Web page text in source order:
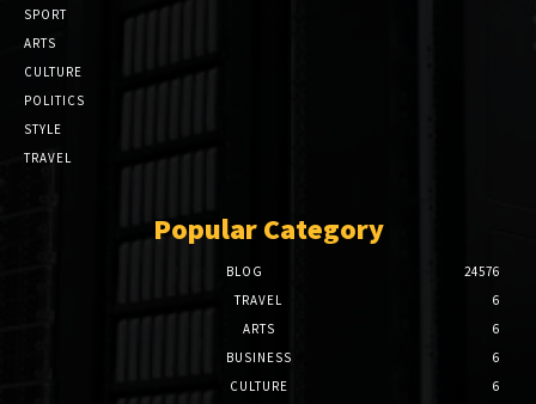
SPORT
ARTS
CULTURE
POLITICS
STYLE
TRAVEL
Popular Category
BLOG
24576
TRAVEL
6
ARTS
6
BUSINESS
6
CULTURE
6